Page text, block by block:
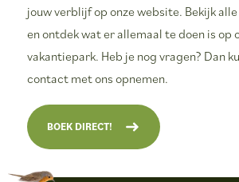
jouw verblijf op onze website. Bekijk
en ontdek wat er allemaal te doen is op
vakantiepark. Heb je nog vragen? Dan
contact met ons opnemen.
BOEK DIRECT!